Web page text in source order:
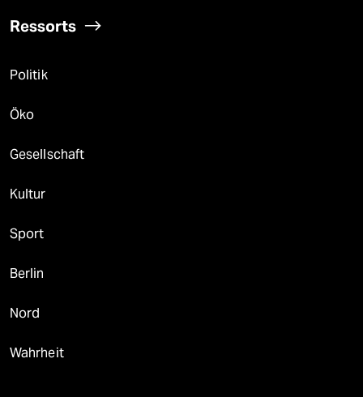
Ressorts
Politik
Öko
Gesellschaft
Kultur
Sport
Berlin
Nord
Wahrheit